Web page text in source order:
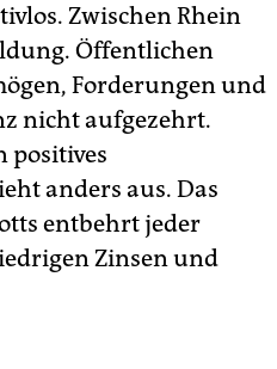
Zwischen Rhein
Öffentlichen
Forderungen und
nicht aufgezehrt.
positives
anders aus. Das
entbehrt jeder
Zinsen und